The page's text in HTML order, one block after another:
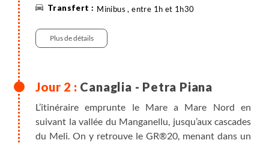
Minibus , entre 1h et 1h30
Plus de détails
Canaglia - Petra Piana
L’itinéraire emprunte le Mare a Mare Nord en
suivant la vallée du Manganellu, jusqu’aux cascades
du Meli. On y retrouve le GR®20, menant dans un